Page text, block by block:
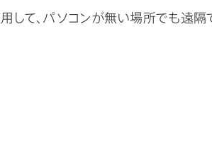
して、パソコンが無い場所でも遠隔